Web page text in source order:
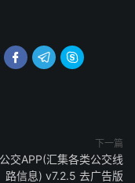
  
下一篇
交APP(汇集各类公交线
路信息) v7.2.5 去广告版